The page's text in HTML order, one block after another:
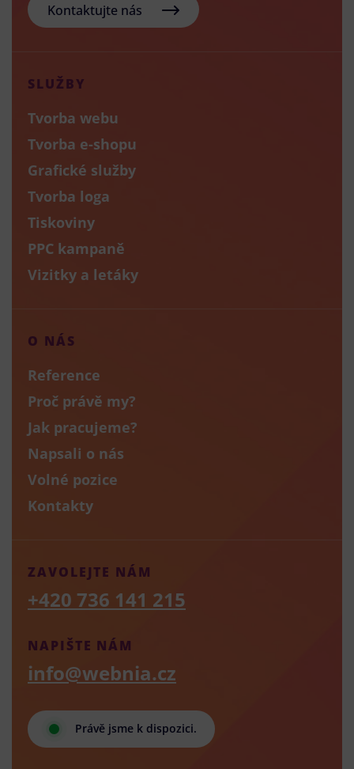
Kontaktujte nás
SLUŽBY
Tvorba webu
Tvorba e-shopu
Grafické služby
Tvorba loga
Tiskoviny
PPC kampaně
Vizitky a letáky
O NÁS
Reference
Proč právě my?
Jak pracujeme?
Napsali o nás
Volné pozice
Kontakty
Právě jsme k dispozici.
NAPIŠTE NÁM
info@webnia.cz
ZAVOLEJTE NÁM
+420 736 141 215